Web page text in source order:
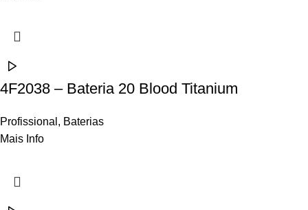
4F2038 – Bateria 20 Blood Titanium
Profissional , Baterias
Mais Info